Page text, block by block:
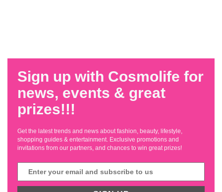
Sign up with Cosmolife for
news, events & great
prizes!!!
Get the latest trends and news about fashion, beauty, lifestyle,
shopping guides & entertainment. Exclusive promotions and
invitations from our partners, and chances to win great prizes!